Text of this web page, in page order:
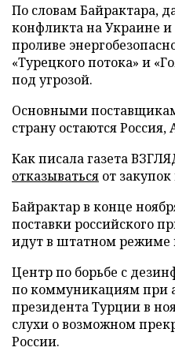
По словам Байрактара,
конфликта на Украине
проливе
«Турецкого потока» и
под угрозой.
Основными
страну остаются
Как писала газета
отказываться от закупок
Байрактар в конце
поставки российского
идут в штатном режиме
Центр по борьбе с
по коммуникациям при
президента Турции в
слухи о возможном
России.